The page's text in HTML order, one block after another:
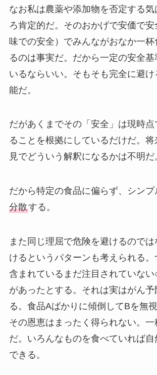
なお私は農薬や添加物を否定する気
ろ肯定的だ。そのおかげで安価で
味での安全）でみんながおなか一杯
るのは事実だ。だから一定の安全基
いるならいい。そもそも完全に避
能だ。
だがあくまでその「安全」は現時
ることを根拠にしているだけだ。
見でどういう解釈になるかは不明だ
だから特定の食品に偏らず、シンプ
分散する。
また同じ理屈で危険を避けるので
けるというパターンも考えられる
含まれているまだ注目されていな
があったとする。それは実はがん
る。食品Aばかりに傾倒してBを無
その恩恵はまったく得られない。
だ。いろんなものを食べていれば
できる。